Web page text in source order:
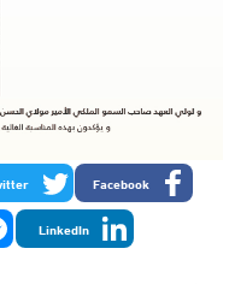
Facebook
LinkedIn